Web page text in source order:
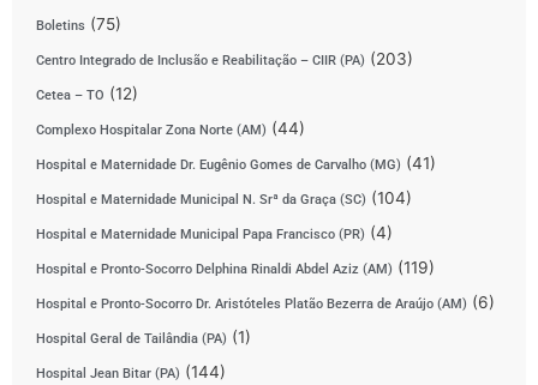
Boletins (75)
Centro Integrado de Inclusão e Reabilitação – CIIR (PA) (203)
Cetea – TO (12)
Complexo Hospitalar Zona Norte (AM) (44)
Hospital e Maternidade Dr. Eugênio Gomes de Carvalho (MG) (41)
Hospital e Maternidade Municipal N. Srª da Graça (SC) (104)
Hospital e Maternidade Municipal Papa Francisco (PR) (4)
Hospital e Pronto-Socorro Delphina Rinaldi Abdel Aziz (AM) (119)
Hospital e Pronto-Socorro Dr. Aristóteles Platão Bezerra de Araújo (AM) (6)
Hospital Geral de Tailândia (PA) (1)
Hospital Jean Bitar (PA) (144)